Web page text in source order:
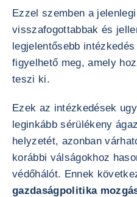
Ezzel szemben a
visszafogottabbak és
legjelentősebb
figyelhető meg, amely
teszi ki.
Ezek az intézkedések
leginkább sérülékeny
helyzetét, azonban
korábbi válságokhoz
védőhálót. Ennek
gazdaságpolitika